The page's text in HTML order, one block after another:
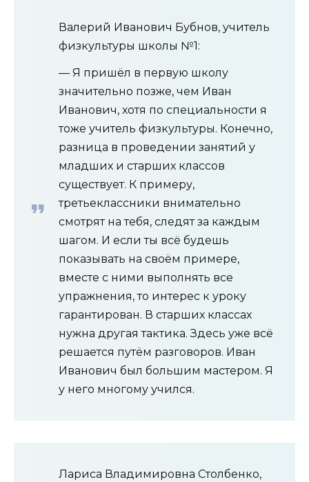
Валерий Иванович Бубнов, учитель
физкультуры школы №1:
— Я пришёл в первую школу
значительно позже, чем Иван
Иванович, хотя по специальности я
тоже учитель физкультуры. Конечно,
разница в проведении занятий у
младших и старших классов
существует. К примеру,
третьеклассники внимательно
смотрят на тебя, следят за каждым
шагом. И если ты всё будешь
показывать на своём примере,
вместе с ними выполнять все
упражнения, то интерес к уроку
гарантирован. В старших классах
нужна другая тактика. Здесь уже всё
решается путём разговоров. Иван
Иванович был большим мастером. Я
у него многому учился.
Лариса Владимировна Столбенко,